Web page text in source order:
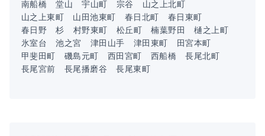
南船橋 堂山 宇山町 宗谷
山之上北町
山之上東町
山田池東町 春日北町
春日東町
春日野
杉 村野東町 松丘町 楠葉野田
樋之上町
氷室台
池之宮 津田山手 津田東町
田宮本町
甲斐田町
磯島元町 西田宮町 西船橋
長尾北町
長尾宮前
長尾播磨谷 長尾東町